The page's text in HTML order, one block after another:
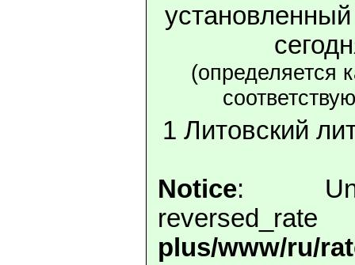
(определяется
1 Литовский
Notice:
plus/www/ru/